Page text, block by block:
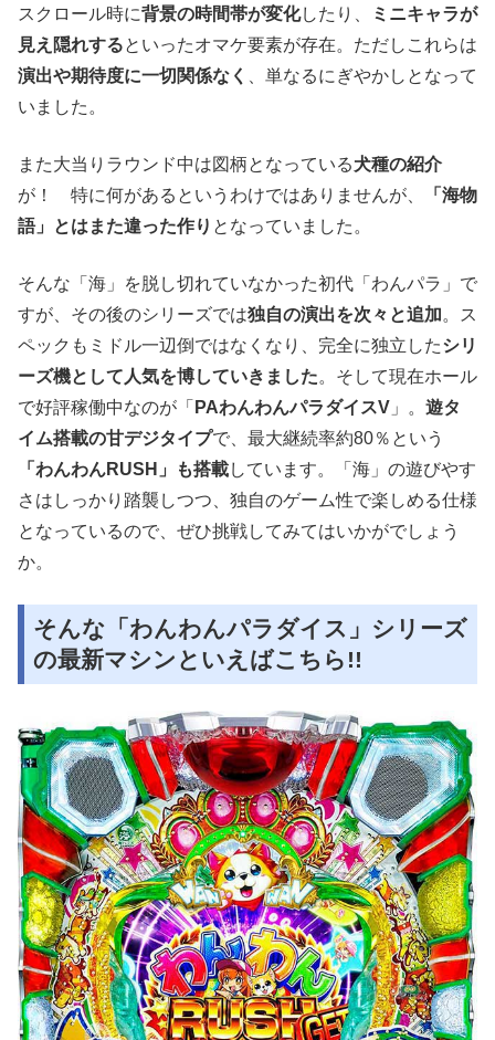
スクロール時に背景の時間帯が変化したり、
ミニキャラが
見え隠れするといったオマケ要素が存在。ただしこれらは
演出や期待度に一切関係なく
、単なるにぎやかしとなって
いました。
また大当りラウンド中は図柄となっている犬種の紹介
が！ 特に何があるというわけではありませんが、
「海物
語」とはまた違った作り となっていました。
そんな「海」を脱し切れていなかった初代「わんパラ」で
すが、その後のシリーズでは独自の演出を次々と追加。ス
ペックもミドル一辺倒ではなくなり、完全に独立したシリ
ーズ機として人気を博していきました。そして現在ホール
で好評稼働中なのが「 PAわんわんパラダイスV 」。 遊タ
イム搭載の甘デジタイプで、最大継続率約80％という
「わんわんRUSH」も搭載しています。「海」の遊びやす
さはしっかり踏襲しつつ、独自のゲーム性で楽しめる仕様
となっているので、ぜひ挑戦してみてはいかがでしょう
か。
そんな「わんわんパラダイス」シリーズ
の最新マシンといえばこちら!!